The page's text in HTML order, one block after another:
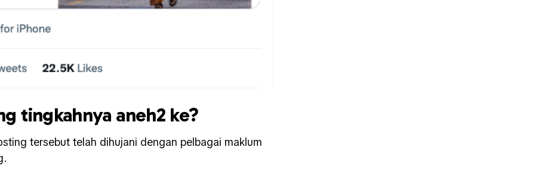
tingkahnya aneh2 ke?
tersebut telah dihujani dengan pelbagai maklum